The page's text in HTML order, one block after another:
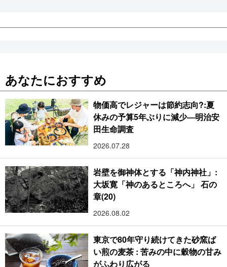
あなたにおすすめ
物価高でレジャーは節約志向?:夏
休みの予算5年ぶりに減少―明治安
田生命調査
2026.07.28
岩壁を御神体とする「神内神社」:
大坂寛「神のあるところへ」 石の
章(20)
2026.08.02
東京で80年守り続けてきた砂窯ば
い煎の麦茶 : 苦みの中に穀物の甘み
がふわり広がる